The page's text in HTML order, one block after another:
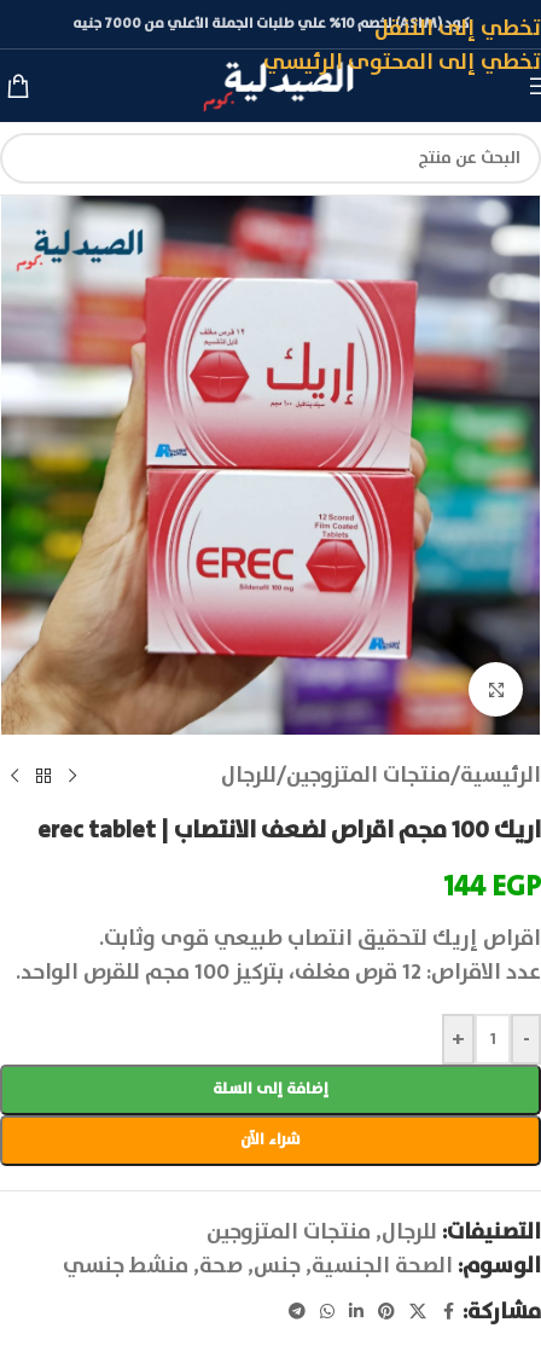
تخطي إلى التنقل
تخطي إلى المحتوى الرئيسي
كود (ASLM) لخصم 10% علي طلبات الجملة الأعلي من 7000 جنيه
انقر للتكبير
الرئيسية/منتجات المتزوجين/للرجال
اريك 100 مجم اقراص لضعف الانتصاب | erec tablet
144EGP
اقراص إريك لتحقيق انتصاب طبيعي قوى وثابت.
عدد الاقراص: 12 قرص مغلف، بتركيز 100 مجم للقرص الواحد.
-
+
إضافة إلى السلة
شراء الآن
التصنيفات: للرجال, منتجات المتزوجين
الوسوم: الصحة الجنسية,جنس,صحة, منشط جنسي
مشاركة: